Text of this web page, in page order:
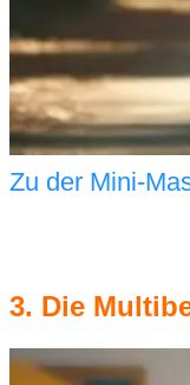
Zu der Mini-
3. Die